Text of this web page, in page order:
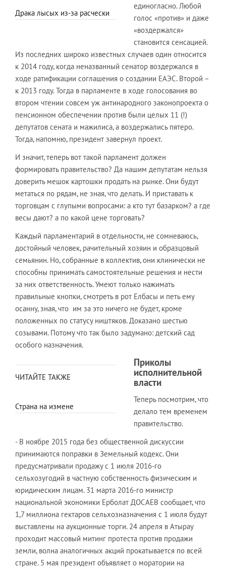
Драка лысых из-за расчески
единогласно. Любой
голос «против» и даже
«воздержался»
становится сенсацией.
Из последних широко известных случаев один относится
к 2014 году, когда неназванный сенатор воздержался в
ходе ратификации соглашения о создании ЕАЭС. Второй –
к 2013 году. Тогда в парламенте в ходе голосования во
втором чтении совсем уж антинародного законопроекта о
пенсионном обеспечении против были целых 11 (!)
депутатов сената и мажилиса, а воздержались пятеро.
Тогда, напомню, президент завернул проект.
И значит, теперь вот такой парламент должен
формировать правительство? Да нашим депутатам нельзя
доверить мешок картошки продать на рынке. Они будут
метаться по рядам, не зная, что делать. И приставать к
торговцам с глупыми вопросами: а кто тут базарком? а где
весы дают? а по какой цене торговать?
Каждый парламентарий в отдельности, не сомневаюсь,
достойный человек, рачительный хозяин и образцовый
семьянин. Но, собранные в коллектив, они клинически не
способны принимать самостоятельные решения и нести
за них ответственность. Умеют только нажимать
правильные кнопки, смотреть в рот Елбасы и петь ему
осанну, зная, что им за это ничего не будет, кроме
положенных по статусу ништяков. Доказано шестью
созывами. Потому что так было задумано: детский сад
особого назначения.
ЧИТАЙТЕ ТАКЖЕ
Страна на измене
Приколы
исполнительной
власти
Теперь посмотрим, что
делало тем временем
правительство.
- В ноябре 2015 года без общественной дискуссии
принимаются поправки в Земельный кодекс. Они
предусматривали продажу с 1 июля 2016-го
сельхозугодий в частную собственность физическим и
юридическим лицам. 31 марта 2016-го министр
национальной экономики Ерболат ДОСАЕВ сообщает, что
1,7 миллиона гектаров сельхозназначения с 1 июля будут
выставлены на аукционные торги. 24 апреля в Атырау
проходит массовый митинг протеста против продажи
земли, волна аналогичных акций прокатывается по всей
стране. 5 мая президент объявляет о моратории на